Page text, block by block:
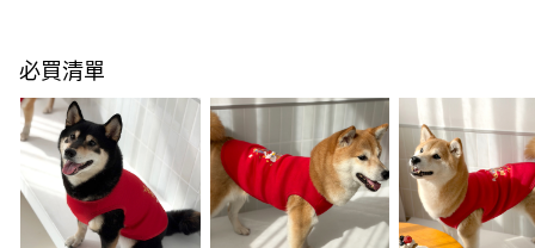
必買清單